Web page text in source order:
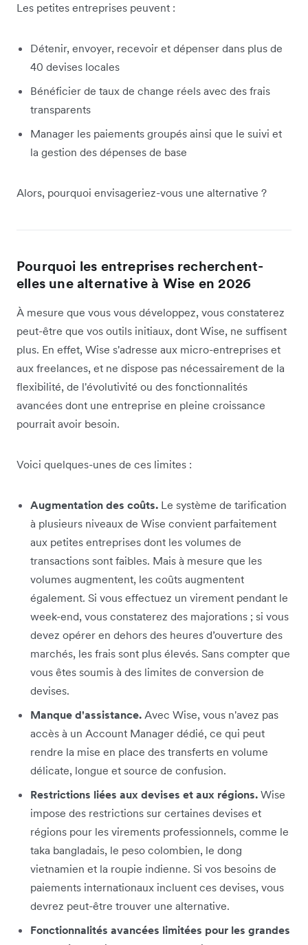
Les petites entreprises peuvent :
Détenir, envoyer, recevoir et dépenser dans plus de
40 devises locales
Bénéficier de taux de change réels avec des frais
transparents
Manager les paiements groupés ainsi que le suivi et
la gestion des dépenses de base
Alors, pourquoi envisageriez-vous une alternative ?
Pourquoi les entreprises recherchent-
elles une alternative à Wise en 2026
À mesure que vous vous développez, vous constaterez
peut-être que vos outils initiaux, dont Wise, ne suffisent
plus. En effet, Wise s'adresse aux micro-entreprises et
aux freelances, et ne dispose pas nécessairement de la
flexibilité, de l'évolutivité ou des fonctionnalités
avancées dont une entreprise en pleine croissance
pourrait avoir besoin.
Voici quelques-unes de ces limites :
Augmentation des coûts. Le système de tarification
à plusieurs niveaux de Wise convient parfaitement
aux petites entreprises dont les volumes de
transactions sont faibles. Mais à mesure que les
volumes augmentent, les coûts augmentent
également. Si vous effectuez un virement pendant le
week-end, vous constaterez des majorations ; si vous
devez opérer en dehors des heures d’ouverture des
marchés, les frais sont plus élevés. Sans compter que
vous êtes soumis à des limites de conversion de
devises.
Manque d'assistance. Avec Wise, vous n'avez pas
accès à un Account Manager dédié, ce qui peut
rendre la mise en place des transferts en volume
délicate, longue et source de confusion.
Restrictions liées aux devises et aux régions. Wise
impose des restrictions sur certaines devises et
régions pour les virements professionnels, comme le
taka bangladais, le peso colombien, le dong
vietnamien et la roupie indienne. Si vos besoins de
paiements internationaux incluent ces devises, vous
devrez peut-être trouver une alternative.
Fonctionnalités avancées limitées pour les grandes